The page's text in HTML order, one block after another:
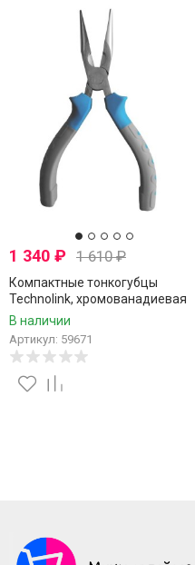
1 340 ₽ 1 610₽
Компактные тонкогубцы
Technolink, хромованадиевая
сталь, никелевое покрытие,
В наличии
Артикул: 59671